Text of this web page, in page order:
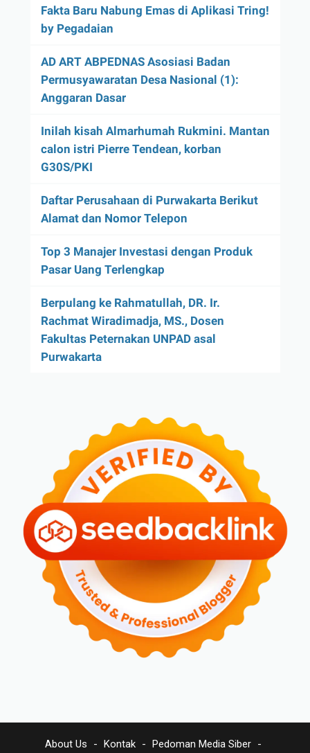
Fakta Baru Nabung Emas di Aplikasi Tring!
by Pegadaian
AD ART ABPEDNAS Asosiasi Badan
Permusyawaratan Desa Nasional (1):
Anggaran Dasar
Inilah kisah Almarhumah Rukmini. Mantan
calon istri Pierre Tendean, korban
G30S/PKI
Daftar Perusahaan di Purwakarta Berikut
Alamat dan Nomor Telepon
Top 3 Manajer Investasi dengan Produk
Pasar Uang Terlengkap
Berpulang ke Rahmatullah, DR. Ir.
Rachmat Wiradimadja, MS., Dosen
Fakultas Peternakan UNPAD asal
Purwakarta
About Us Kontak Pedoman Media Siber